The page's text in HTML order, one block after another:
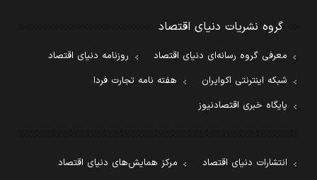
گروه نشریات دنیای اقتصاد
معرفی گروه رسانه‌ای دنیای اقتصاد
روزنامه دنیای اقتصاد
شبکه اینترنتی اکوایران
هفته نامه تجارت فردا
پایگاه خبری اقتصادنیوز
انتشارات دنیای اقتصاد
مرکز همایش‌های دنیای اقتصاد